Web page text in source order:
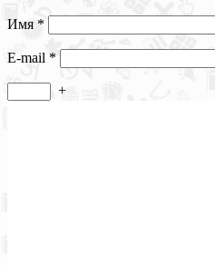
Имя *
E-mail *
+